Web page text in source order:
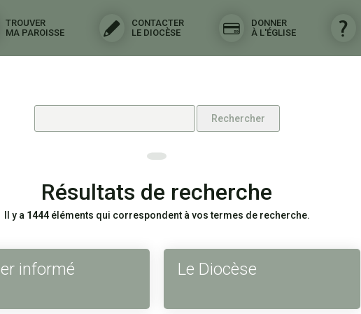
TROUVER
MA PAROISSE
CONTACTER
LE DIOCÈSE
DONNER
À L'ÉGLISE
Résultats de recherche
Il y a 1444éléments qui correspondent à vos termes de recherche.
informé Le Diocèse